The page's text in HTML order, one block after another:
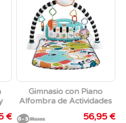
€
Gimnasio con Piano
Alfombra de Actividades
para Bebés Fisher-Price
56,95 €